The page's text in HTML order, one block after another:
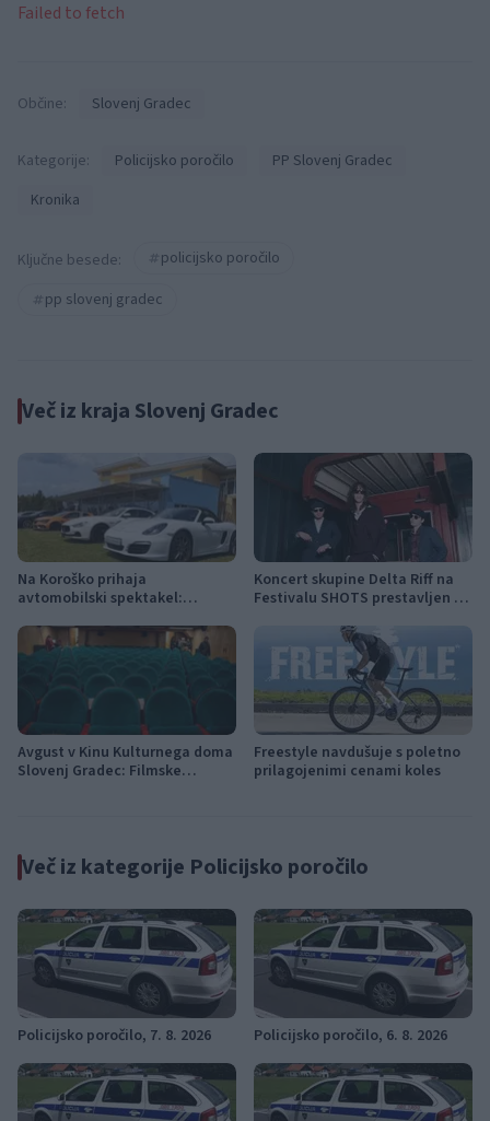
Failed to fetch
Občine: Slovenj Gradec
Kategorije: Policijsko poročilo
PP Slovenj Gradec
Kronika
Ključne besede:
policijsko poročilo
pp slovenj gradec
Več iz kraja Slovenj Gradec
Na Koroško prihaja
avtomobilski spektakel:
progah in atraktivni Car Meet
Koncert skupine Delta Riff na
Festivalu SHOTS prestavljen na
Avgust v Kinu Kulturnega doma
Slovenj Gradec: Filmske
Freestyle navdušuje s poletno
prilagojenimi cenami koles
Več iz kategorije Policijsko poročilo
Policijsko poročilo, 7. 8. 2026 Policijsko poročilo, 6. 8. 2026